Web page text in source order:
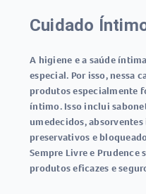
Cuidado
A higiene e a saúde
especial. Por isso, nessa
produtos especialmente
íntimo. Isso inclui
umedecidos,
preservativos e
Sempre Livre e Prudence
produtos eficazes e